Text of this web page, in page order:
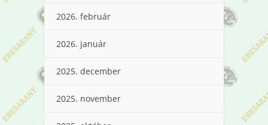
2026. február
2026. január
2025. december
2025. november